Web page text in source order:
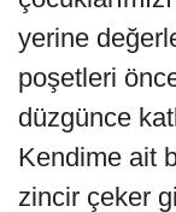
yerine
poşetleri
düzgünce
Kendime ait
zincir çeker